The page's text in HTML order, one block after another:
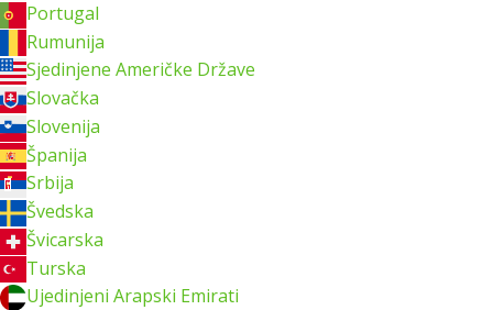
Portugal
Rumunija
Sjedinjene Američke Države
Slovačka
Slovenija
Španija
Srbija
Švedska
Švicarska
Turska
Ujedinjeni Arapski Emirati